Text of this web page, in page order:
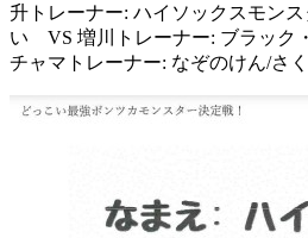
升トレーナー: ハイソックスモン
い VS 増川トレーナー: ブラック
チャマトレーナー: なぞのけん/さ